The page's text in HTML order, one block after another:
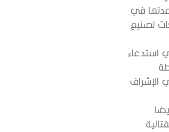
في
تصنيع
استدعاء
الإشراف